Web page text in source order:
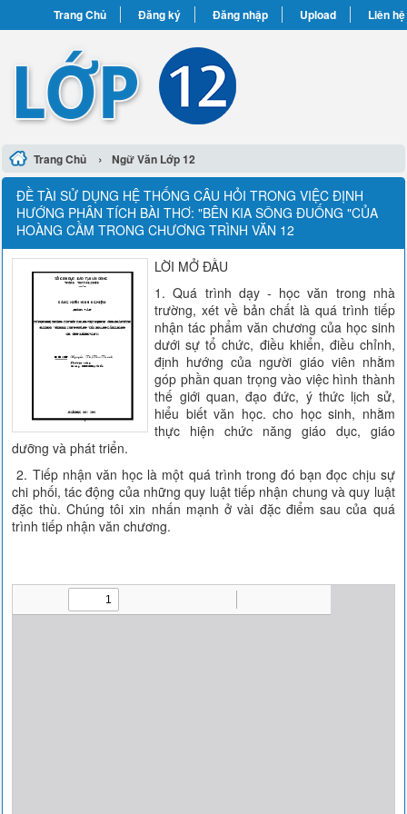
Trang Chủ Đăng ký Đăng nhập Upload Liên hệ
Trang Chủ › Ngữ Văn Lớp 12
ĐỀ TÀI SỬ DỤNG HỆ THỐNG CÂU HỎI TRONG VIỆC ĐỊNH
HƯỚNG PHÂN TÍCH BÀI THƠ: "BÊN KIA SÔNG ĐUỐNG "CỦA
HOÀNG CẦM TRONG CHƯƠNG TRÌNH VĂN 12
LỜI MỞ ĐẦU
1. Quá trình dạy - học văn trong nhà
trường, xét về bản chất là quá trình tiếp
nhận tác phẩm văn chương của học sinh
dưới sự tổ chức, điều khiển, điều chỉnh,
định hướng của người giáo viên nhằm
góp phần quan trọng vào việc hình thành
thế giới quan, đạo đức, ý thức lịch sử,
hiểu biết văn học. cho học sinh, nhằm
thực hiện chức năng giáo dục, giáo
dưỡng và phát triển.
2. Tiếp nhận văn học là một quá trình trong đó bạn đọc chịu sự
chi phối, tác động của những quy luật tiếp nhận chung và quy luật
đặc thù. Chúng tôi xin nhấn mạnh ở vài đặc điểm sau của quá
trình tiếp nhận văn chương.